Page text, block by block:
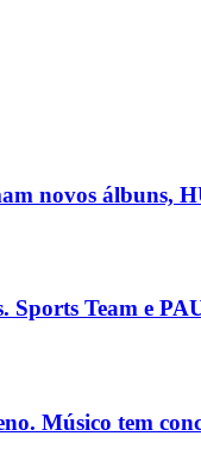
novos álbuns,
Team e
Músico tem